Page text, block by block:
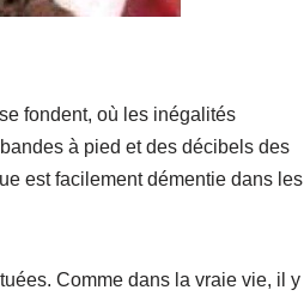
fondent, où les inégalités
à pied et des décibels des
est facilement démentie dans les
Comme dans la vraie vie, il y